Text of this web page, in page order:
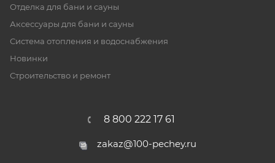
Отделка для бани и сауны
Аксессуары для бани и сауны
Система отопления и водоснабжения
Новинки
Строительство и ремонт
8 800 222 17 61
zakaz@100-pechey.ru